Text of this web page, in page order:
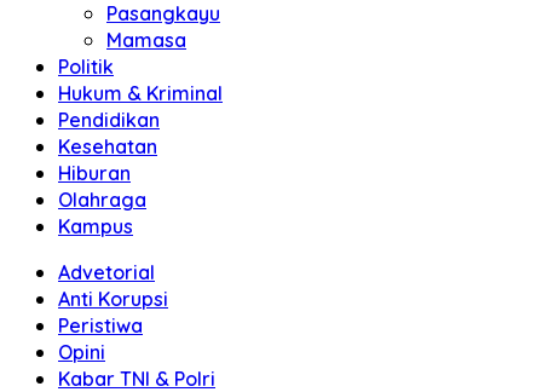
Pasangkayu
Mamasa
Politik
Hukum & Kriminal
Pendidikan
Kesehatan
Hiburan
Olahraga
Kampus
Advetorial
Anti Korupsi
Peristiwa
Opini
Kabar TNI & Polri